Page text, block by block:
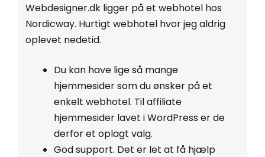
Webdesigner.dk ligger på et webhotel hos
Nordicway. Hurtigt webhotel hvor jeg aldrig
oplevet nedetid.
Du kan have lige så mange
hjemmesider som du ønsker på et
enkelt webhotel. Til affiliate
hjemmesider lavet i WordPress er de
derfor et oplagt valg.
God support. Det er let at få hjælp